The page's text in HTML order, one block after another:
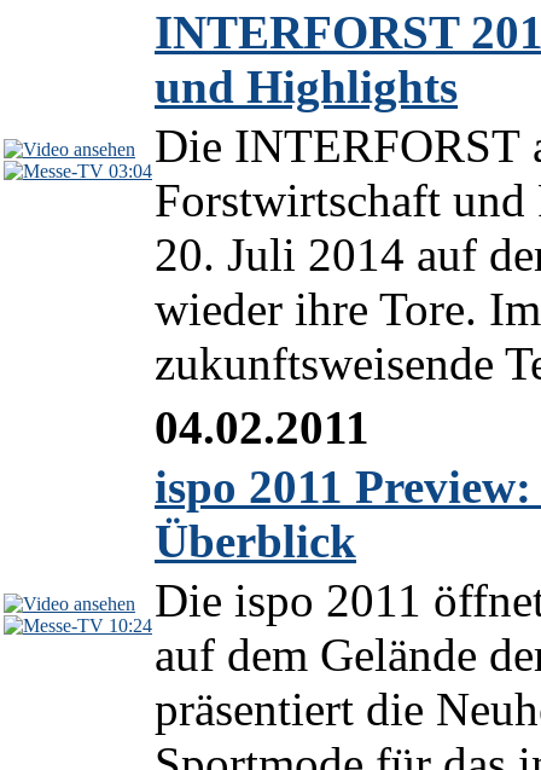
03:04
INTERFORST
und Highlights
Die INTERFORST
Forstwirtschaft
20. Juli 2014 auf
wieder ihre Tore.
zukunftsweisende
10:24
04.02.2011
ispo 2011
Überblick
Die ispo 2011
auf dem Gelände
präsentiert die